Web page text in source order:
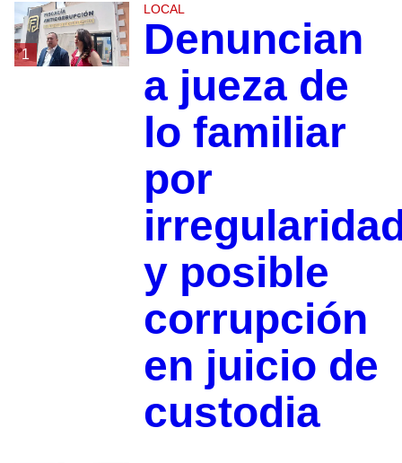
1
LOCAL
Denuncian
a jueza de
lo familiar
por
y posible
corrupción
en juicio de
custodia